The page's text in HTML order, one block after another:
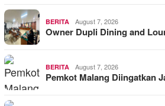
BERITA August 7, 2026
Owner Dupli Dining and
BERITA August 7, 2026
Pemkot Malang Diingatkan